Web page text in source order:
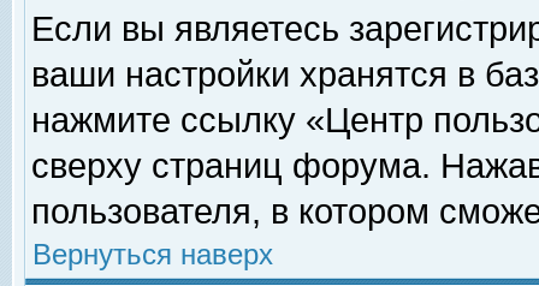
Если вы являетесь
ваши настройки хранятся в
нажмите ссылку «Центр
сверху страниц форума.
пользователя, в котором
Вернуться наверх